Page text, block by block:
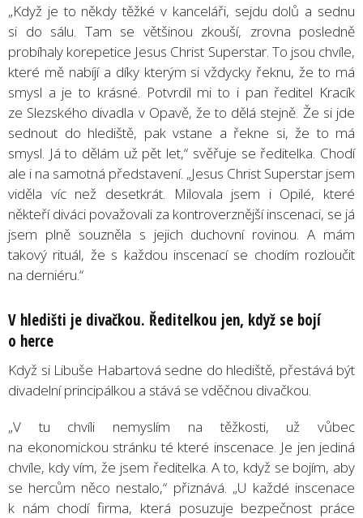
„Když je to někdy těžké v kanceláři, sejdu dolů a sednu
si do sálu. Tam se většinou zkouší, zrovna posledně
probíhaly korepetice Jesus Christ Superstar. To jsou chvíle,
které mě nabíjí a díky kterým si vždycky řeknu, že to má
smysl a je to krásné. Potvrdil mi to i pan ředitel Kracík
ze Slezského divadla v Opavě, že to dělá stejně. Že si jde
sednout do hlediště, pak vstane a řekne si, že to má
smysl. Já to dělám už pět let,“ svěřuje se ředitelka. Chodí
ale i na samotná představení. „Jesus Christ Superstar jsem
viděla víc než desetkrát. Milovala jsem i Opilé, které
někteří diváci považovali za kontroverznější inscenaci, se já
jsem plně souzněla s jejich duchovní rovinou. A mám
takový rituál, že s každou inscenací se chodím rozloučit
na derniéru.“
V hledišti je divačkou. Ředitelkou jen, když se bojí
o herce
Když si Libuše Habartová sedne do hlediště, přestává být
divadelní principálkou a stává se vděčnou divačkou.
„V tu chvíli nemyslím na těžkosti, už vůbec
na ekonomickou stránku té které inscenace. Je jen jediná
chvíle, kdy vím, že jsem ředitelka. A to, když se bojím, aby
se hercům něco nestalo,“ přiznává. „U každé inscenace
k nám chodí firma, která posuzuje bezpečnost práce